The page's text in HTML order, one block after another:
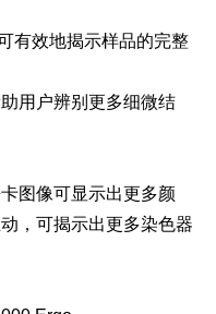
有效地揭示样品的完整
用户辨别更多细微结
图像可显示出更多颜
，可揭示出更多染色器